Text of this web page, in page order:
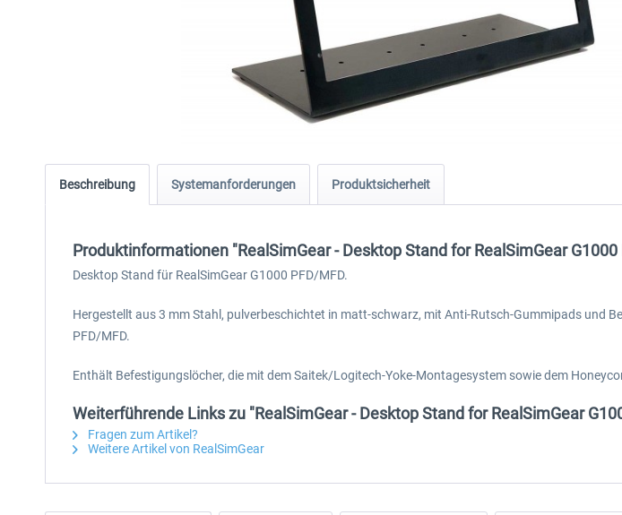
Beschreibung Systemanforderungen Produktsicherheit
Produktinformationen "RealSimGear - Desktop Stand for RealSimGear G1000
Desktop Stand für RealSimGear G1000 PFD/MFD.
Hergestellt aus 3 mm Stahl, pulverbeschichtet in matt-schwarz, mit Anti-Rutsch-Gummipads und
PFD/MFD.
Enthält Befestigungslöcher, die mit dem Saitek/Logitech-Yoke-Montagesystem sowie dem
Weiterführende Links zu "RealSimGear - Desktop Stand for RealSimGear
Fragen zum Artikel?
Weitere Artikel von RealSimGear